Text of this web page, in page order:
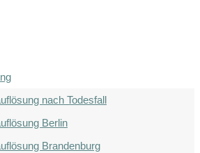
nach Todesfall
Berlin
Brandenburg